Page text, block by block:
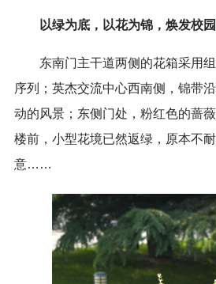
以绿为底，以花为锦，焕发校
东南门主干道两侧的花箱采用
序列；英杰交流中心西南侧，锦带
动的风景；东侧门处，粉红色的蔷
楼前，小型花境已然返绿，原本不
意……